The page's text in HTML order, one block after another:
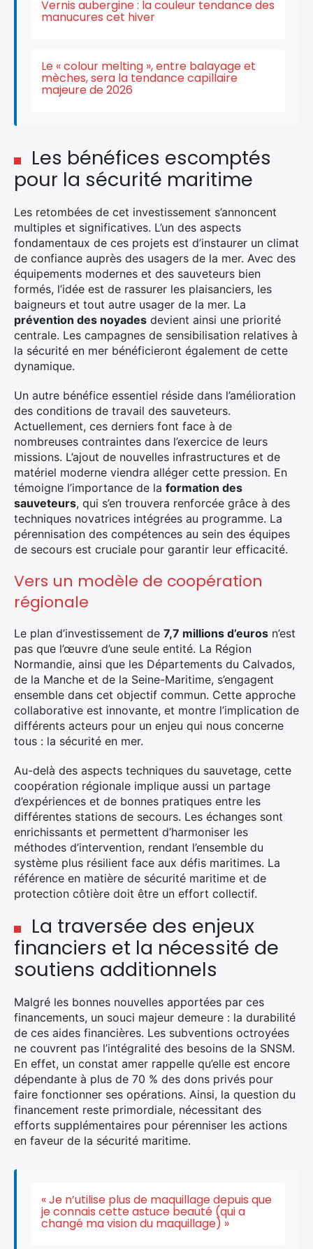
Vernis aubergine : la couleur tendance des
manucures cet hiver
Le « colour melting », entre balayage et
mèches, sera la tendance capillaire
majeure de 2026
Les bénéfices escomptés
pour la sécurité maritime
Les retombées de cet investissement s’annoncent
multiples et significatives. L’un des aspects
fondamentaux de ces projets est d’instaurer un climat
de confiance auprès des usagers de la mer. Avec des
équipements modernes et des sauveteurs bien
formés, l’idée est de rassurer les plaisanciers, les
baigneurs et tout autre usager de la mer. La
prévention des noyades devient ainsi une priorité
centrale. Les campagnes de sensibilisation relatives à
la sécurité en mer bénéficieront également de cette
dynamique.
Un autre bénéfice essentiel réside dans l’amélioration
des conditions de travail des sauveteurs.
Actuellement, ces derniers font face à de
nombreuses contraintes dans l’exercice de leurs
missions. L’ajout de nouvelles infrastructures et de
matériel moderne viendra alléger cette pression. En
témoigne l’importance de la formation des
sauveteurs, qui s’en trouvera renforcée grâce à des
techniques novatrices intégrées au programme. La
pérennisation des compétences au sein des équipes
de secours est cruciale pour garantir leur efficacité.
Vers un modèle de coopération
régionale
Le plan d’investissement de 7,7 millions d’euros n’est
pas que l’œuvre d’une seule entité. La Région
Normandie, ainsi que les Départements du Calvados,
de la Manche et de la Seine-Maritime, s’engagent
ensemble dans cet objectif commun. Cette approche
collaborative est innovante, et montre l’implication de
différents acteurs pour un enjeu qui nous concerne
tous : la sécurité en mer.
Au-delà des aspects techniques du sauvetage, cette
coopération régionale implique aussi un partage
d’expériences et de bonnes pratiques entre les
différentes stations de secours. Les échanges sont
enrichissants et permettent d’harmoniser les
méthodes d’intervention, rendant l’ensemble du
système plus résilient face aux défis maritimes. La
référence en matière de sécurité maritime et de
protection côtière doit être un effort collectif.
La traversée des enjeux
financiers et la nécessité de
soutiens additionnels
Malgré les bonnes nouvelles apportées par ces
financements, un souci majeur demeure : la durabilité
de ces aides financières. Les subventions octroyées
ne couvrent pas l’intégralité des besoins de la SNSM.
En effet, un constat amer rappelle qu’elle est encore
dépendante à plus de 70 % des dons privés pour
faire fonctionner ses opérations. Ainsi, la question du
financement reste primordiale, nécessitant des
efforts supplémentaires pour pérenniser les actions
en faveur de la sécurité maritime.
« Je n’utilise plus de maquillage depuis que
je connais cette astuce beauté (qui a
changé ma vision du maquillage) »
Rechercher
: